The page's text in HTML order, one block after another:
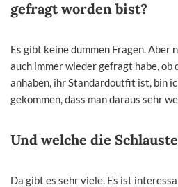
gefragt worden bist?
Es gibt keine dummen Fragen. Aber
auch immer wieder gefragt habe, ob
anhaben, ihr Standardoutfit ist, bin
gekommen, dass man daraus sehr
Und welche die
Da gibt es sehr viele. Es ist